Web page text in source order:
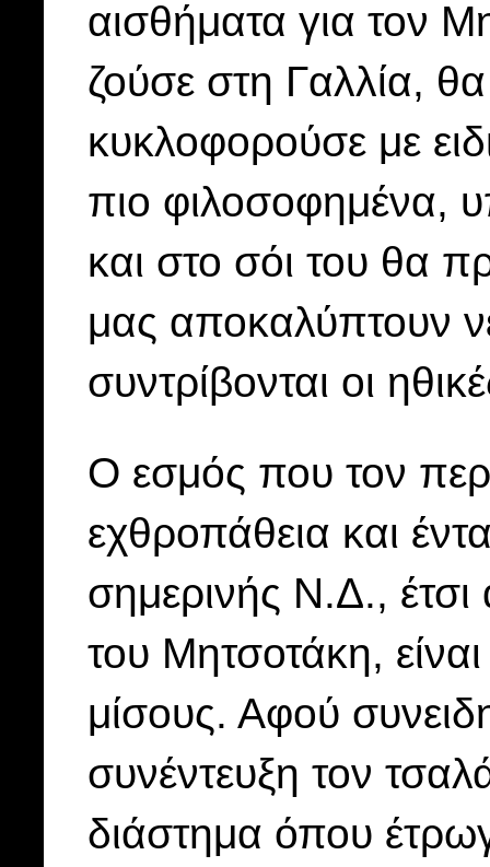
αισθήματα για τον
ζούσε στη Γαλλία,
κυκλοφορούσε με
πιο φιλοσοφημένα,
και στο σόι του θα
μας αποκαλύπτουν
συντρίβονται οι
Ο εσμός που τον
εχθροπάθεια και
σημερινής Ν.Δ.,
του Μητσοτάκη,
μίσους. Αφού
συνέντευξη τον
διάστημα όπου